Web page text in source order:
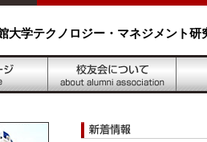
大学テクノロジー・マネジメント研